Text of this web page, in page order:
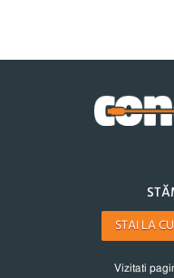
STAI LA
Vizitati